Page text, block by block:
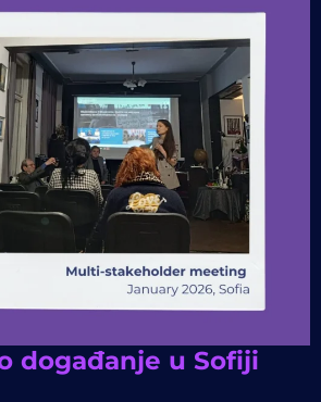
događanje u Sofiji